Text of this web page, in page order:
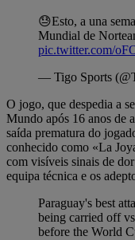
😓Esto, a una
Mundial de
pic.twitter.com/
— Tigo Sports
O jogo, que despedia a
Mundo após 16 anos de
saída prematura do
conhecido como «La
com visíveis sinais de
equipa técnica e os
Paraguay's best
being carried off
before the World